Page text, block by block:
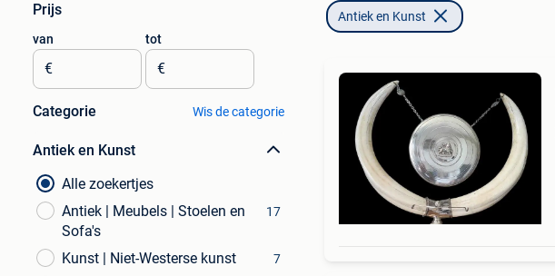
Prijs
van
€
tot
€
Categorie Wis de categorie
Antiek en Kunst
Alle zoekertjes
Antiek | Meubels | Stoelen en
Sofa's
17
Kunst | Niet-Westerse kunst 7
Antiek en Kunst